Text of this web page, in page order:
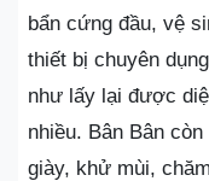
bẩn cứng đầu, vệ
thiết bị chuyên
như lấy lại được
nhiều. Bân Bân
giày, khử mùi,